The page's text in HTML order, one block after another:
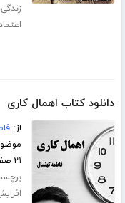
زندگی
دانلود کتاب اهمال کاری
از:
۲۱ صفحه